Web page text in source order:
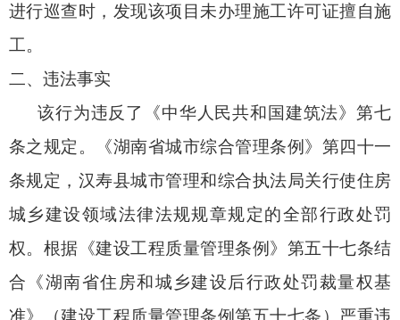
进行巡查时，发现该项目未办理施工许可证擅自施
工。
二、违法事实
该行为违反了《中华人民共和国建筑法》第七
条之规定。《湖南省城市综合管理条例》第四十一
条规定，汉寿县城市管理和综合执法局关行使住房
城乡建设领域法律法规规章规定的全部行政处罚
权。根据《建设工程质量管理条例》第五十七条结
合《湖南省住房和城乡建设后行政处罚裁量权基